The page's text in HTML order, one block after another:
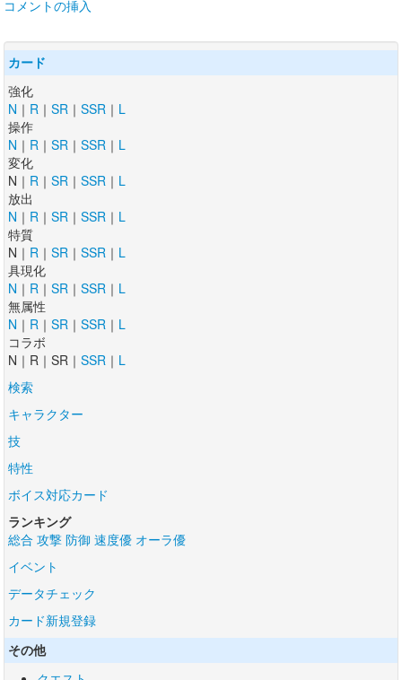
コメントの挿入
カード
強化
N ｜ R ｜ SR ｜ SSR ｜ L
操作
N ｜ R ｜ SR ｜ SSR ｜ L
変化
N｜ R ｜ SR ｜ SSR ｜ L
放出
N ｜ R ｜ SR ｜ SSR ｜ L
特質
N｜ R ｜ SR ｜ SSR ｜ L
具現化
N ｜ R ｜ SR ｜ SSR ｜ L
無属性
N ｜ R ｜ SR ｜ SSR ｜ L
コラボ
N｜R｜SR｜ SSR ｜ L
検索
キャラクター
技
特性
ボイス対応カード
ランキング
総合 攻撃 防御 速度優 オーラ優
イベント
データチェック
カード新規登録
その他